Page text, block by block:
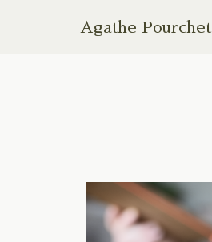
Agathe Pourchet